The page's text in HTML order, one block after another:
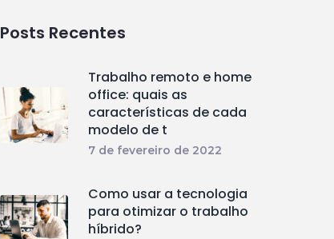
Posts Recentes
Trabalho remoto e home
office: quais as
características de cada
modelo de t
7 de fevereiro de 2022
Como usar a tecnologia
para otimizar o trabalho
híbrido?